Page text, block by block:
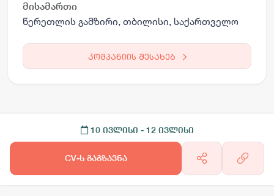
მისამართი
წერეთლის გამზირი, თბილისი, საქართველო
კომპანიის შესახებ
10 ივლისი - 12 ივლისი
CV-ს გაგზავნა